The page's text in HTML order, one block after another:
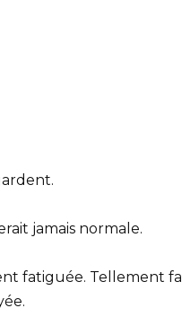
jamais normale.
fatiguée. Tellement